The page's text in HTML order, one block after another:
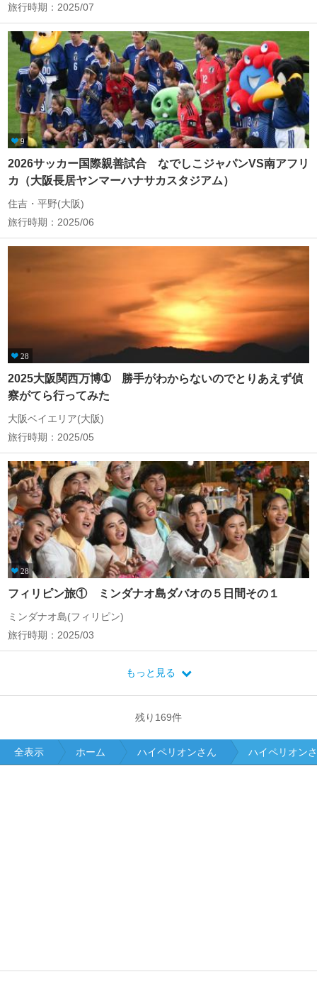
旅行時期：2025/07
9
2026サッカー国際親善試合 なでしこジャパンVS南アフリ
カ（大阪長居ヤンマーハナサカスタジアム）
住吉・平野(大阪)
旅行時期：2025/06
28
2025大阪関西万博➀ 勝手がわからないのでとりあえず偵
察がてら行ってみた
大阪ベイエリア(大阪)
旅行時期：2025/05
28
フィリピン旅① ミンダナオ島ダバオの５日間その１
ミンダナオ島(フィリピン)
旅行時期：2025/03
もっと見る
残り 169件
全表示 ホーム ハイペリオンさん ハイペリオン